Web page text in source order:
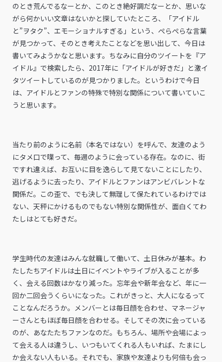
のとき荒んでるなーとか、このとき絶好調だなーとか、思いな
がら何かいい文章はないかと探していたところ、「アイドル
と”ヲタク”、エモーショナルすぎる」という、ぺらぺらな言葉
が見つかって、そのとき考えたことなどを思い出して、今日は
書いてみようかなと思います。ちなみに自分のツイートを『ア
イドル』で検索したら、2017年に「アイドルが好きだ」と激イ
タツイートしているのが見つかりました。というわけで今日
は、アイドルとファンの特殊で特別な関係について書いていこ
うと思います。
当たり前のように名前（本名ではない）を呼んで、友達のよう
にタメ口で喋って、毎週のように会っている存在。なのに、街
ですれ違えば、お互いに目を逸らして見てないことにしたり、
逃げるように去ったり、アイドルとファンはアンビバレントな
関係だ。この歪で、でも決して無理して保たれているわけでは
ない、天秤にかけるものでもない特別な関係性が、面白くてわ
たしはとても好きだ。
学生時代の友達はみんな就職して働いて、土日休みが基本。わ
たしたちアイドルは土日にイベントやライブが入ることが多
く、会える回数はかなり減った。忘年会や新年会など、年に一
回か二回会うくらいになった。これがきっと、大人になるって
ことなんだろうか。メンバーとは毎日顔を合わせ、マネージャ
ーさんともほぼ毎日顔を合わせる。そしてその次に会っている
のが、あなたたちファンなのだ。もちろん、場所や会場によっ
て会える人は違うし、いつもいてくれる人もいれば、たまにし
か会えない人もいる。それでも、家族や友達よりも何倍も会っ